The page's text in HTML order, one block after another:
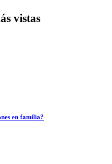
vistas
en familia?